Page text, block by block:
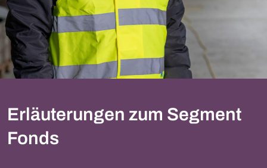
Erläuterungen zum Segment
Fonds